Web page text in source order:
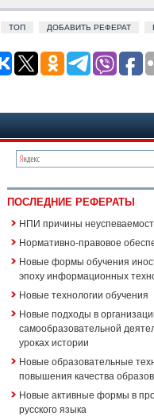
ТОП ДОБАВИТЬ РЕФЕРАТ
ПОСЛЕДНИЕ РЕФЕРАТЫ
НПИ причины
Нормативно-правовое
Новые формы обучения
эпоху информационных
Новые технологии обучения
Новые подходы в
самообразовательной
уроках истории
Новые образовательные
повышения качества
Новые активные формы в
русского языка